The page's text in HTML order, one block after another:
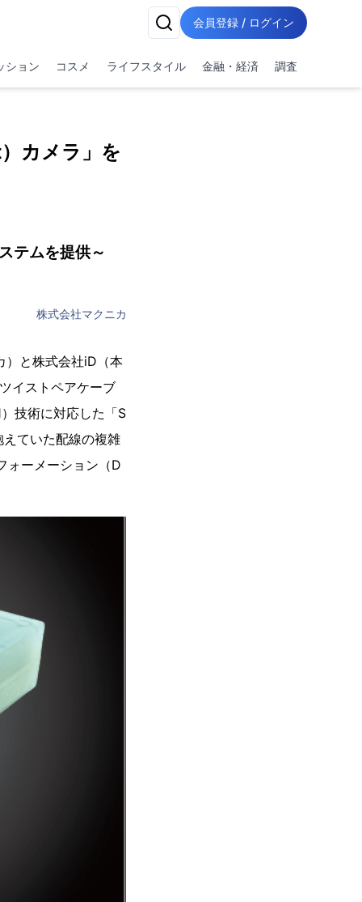
会員登録 / ログイン
ション コスメ ライフスタイル 金融・経済 調査
カメラ」を
テムを提供～
株式会社マクニカ
）と株式会社iD（本
イストペアケーブ
技術に対応した「S
ていた配線の複雑
ォーメーション（D